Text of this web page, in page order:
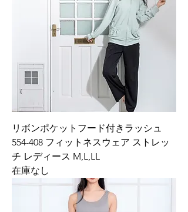
リボンポケットフード付きラッシュ
554-408 フィットネスウェア ストレッ
チ レディース M,L,LL
在庫なし